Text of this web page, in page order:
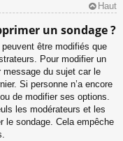
Haut
un sondage ?
être modifiés que
Pour modifier un
du sujet car le
Si personne n’a encore
de modifier ses options.
les modérateurs et les
le sondage. Cela empêche